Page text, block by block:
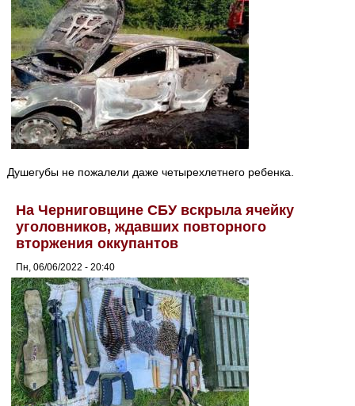
Душегубы не пожалели даже четырехлетнего ребенка.
На Черниговщине СБУ вскрыла ячейку
уголовников, ждавших повторного
вторжения оккупантов
Пн, 06/06/2022 - 20:40